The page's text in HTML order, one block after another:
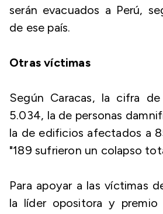
serán evacuados a Perú,
de ese país.
Otras víctimas
Según Caracas, la cifra
5.034, la de personas
la de edificios afectados a
"189 sufrieron un colapso
Para apoyar a las víctimas
la líder opositora y